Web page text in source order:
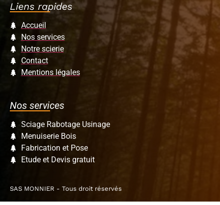
Liens rapides
Accueil
Nos services
Notre scierie
Contact
Mentions légales
Nos services
Sciage Rabotage Usinage
Menuiserie Bois
Fabrication et Pose
Etude et Devis gratuit
SAS MONNIER - Tous droit réservés